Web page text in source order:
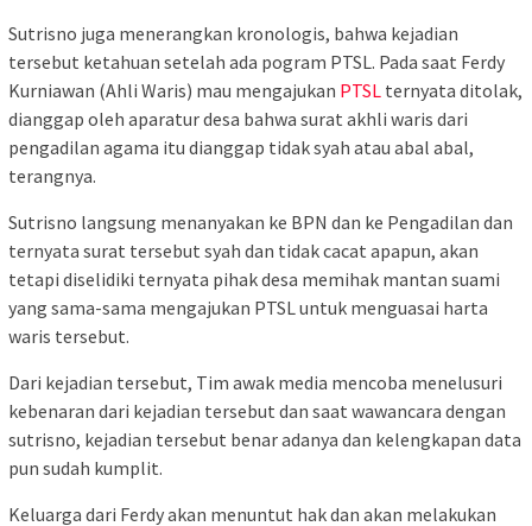
Sutrisno juga menerangkan kronologis, bahwa kejadian
tersebut ketahuan setelah ada pogram PTSL. Pada saat Ferdy
Kurniawan (Ahli Waris) mau mengajukan PTSL ternyata ditolak,
dianggap oleh aparatur desa bahwa surat akhli waris dari
pengadilan agama itu dianggap tidak syah atau abal abal,
terangnya.
Sutrisno langsung menanyakan ke BPN dan ke Pengadilan dan
ternyata surat tersebut syah dan tidak cacat apapun, akan
tetapi diselidiki ternyata pihak desa memihak mantan suami
yang sama-sama mengajukan PTSL untuk menguasai harta
waris tersebut.
Dari kejadian tersebut, Tim awak media mencoba menelusuri
kebenaran dari kejadian tersebut dan saat wawancara dengan
sutrisno, kejadian tersebut benar adanya dan kelengkapan data
pun sudah kumplit.
Keluarga dari Ferdy akan menuntut hak dan akan melakukan